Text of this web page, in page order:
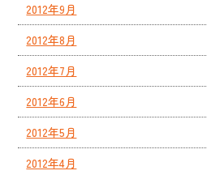
2012年9月
2012年8月
2012年7月
2012年6月
2012年5月
2012年4月